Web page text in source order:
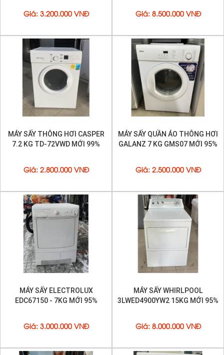
Giá: 3.200.000 VNĐ Giá: 8.500.000 VNĐ
MÁY SẤY THÔNG HƠI CASPER
7.2 KG TD-72VWD MỚI 99%
Giá : 2.800.000 VNĐ
MÁY SẤY QUẦN ÁO THÔNG HƠI
GALANZ 7 KG GMS07 MỚI 95%
Giá : 2.500.000 VNĐ
MÁY SẤY ELECTROLUX
EDC67150 - 7KG MỚI 95%
Giá: 3.000.000 VNĐ
MÁY SẤY WHIRLPOOL
3LWED4900YW2 15KG MỚI 95%
Giá: 8.000.000 VNĐ